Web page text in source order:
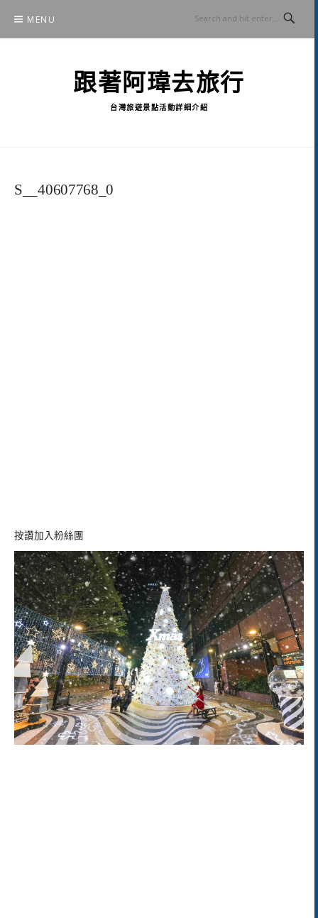
content
MENU
跟著阿瑋去旅行
台灣旅遊景點活動詳細介紹
S__40607768_0
按讚加入粉絲團